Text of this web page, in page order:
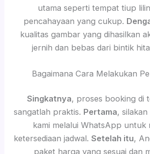
utama seperti tempat tiup
pencahayaan yang cukup.
kualitas gambar yang dihasilkan
jernih dan bebas dari bintik
Bagaimana Cara Melakukan
Singkatnya, proses booking di
sangatlah praktis. Pertama,
kami melalui WhatsApp untuk
ketersediaan jadwal. Setelah itu,
paket harga yang sesuai dan